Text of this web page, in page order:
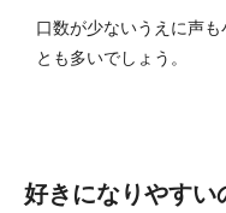
口数が少ないうえに声
とも多いでしょう。
好きになりやすい